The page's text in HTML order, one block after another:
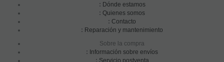
: Dónde estamos
: Quienes somos
: Contacto
: Reparación y mantenimiento
Sobre la compra
: Información sobre envíos
: Servicio postventa